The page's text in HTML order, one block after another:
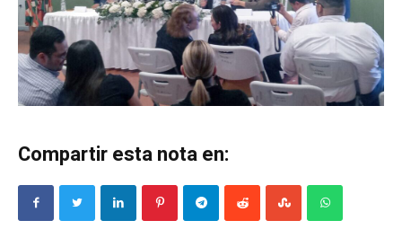
Compartir esta nota en: